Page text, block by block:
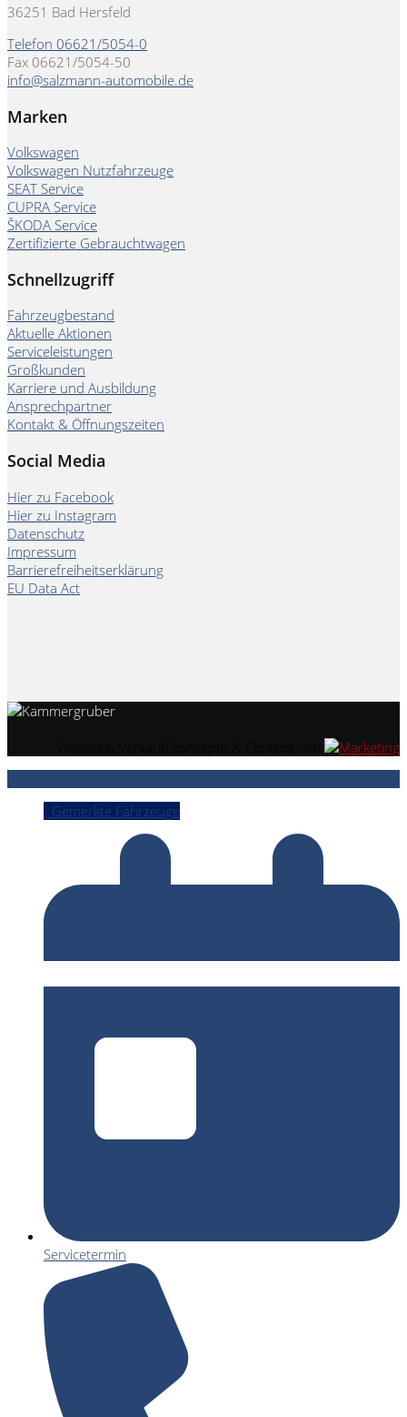
36251 Bad Hersfeld
Telefon 06621/5054-0
Fax 06621/5054-50
info@salzmann-automobile.de
Marken
Volkswagen
Volkswagen Nutzfahrzeuge
SEAT Service
CUPRA Service
ŠKODA Service
Zertifizierte Gebrauchtwagen
Schnellzugriff
Fahrzeugbestand
Aktuelle Aktionen
Serviceleistungen
Großkunden
Karriere und Ausbildung
Ansprechpartner
Kontakt & Öffnungszeiten
Social Media
Hier zu Facebook
Hier zu Instagram
Datenschutz
Impressum
Barrierefreiheitserklärung
EU Data Act
Gemerkte Fahrzeuge
Servicetermin